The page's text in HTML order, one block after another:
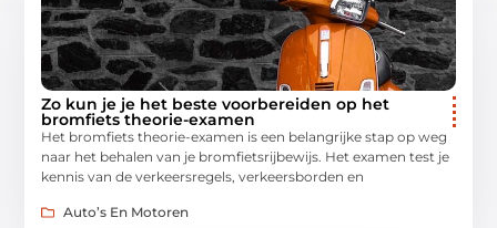
Zo kun je je het beste voorbereiden op het
bromfiets theorie-examen
Het bromfiets theorie-examen is een belangrijke stap op weg
naar het behalen van je bromfietsrijbewijs. Het examen test je
kennis van de verkeersregels, verkeersborden en
Auto’s En Motoren